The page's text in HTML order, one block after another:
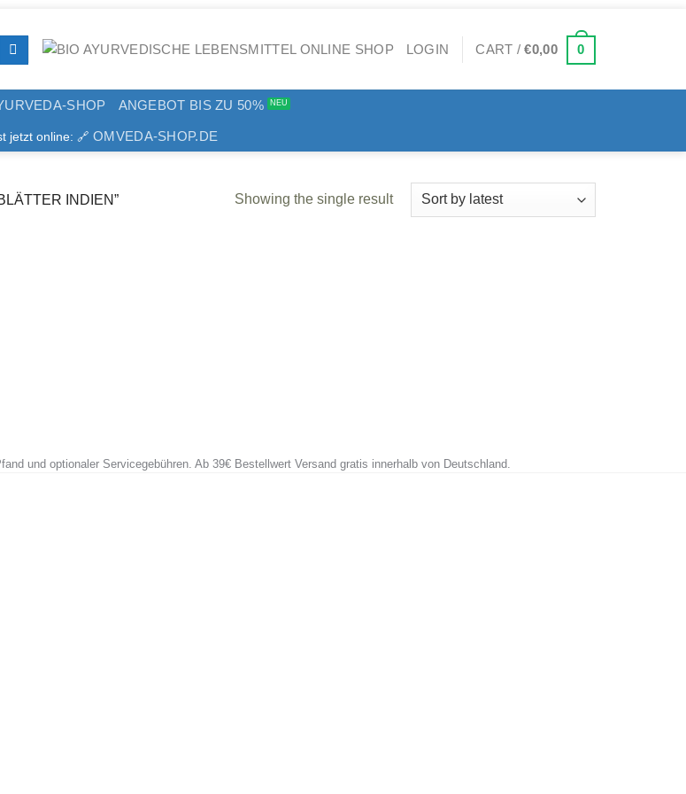
LOGIN CART /€0,00 0
SHOP ANGEBOT BIS ZU 50%
jetzt online: 🔗 OMVEDA-SHOP.DE
INDIEN” Showing the single result
und optionaler Servicegebühren. Ab 39€ Bestellwert Versand gratis innerhalb von Deutschland.